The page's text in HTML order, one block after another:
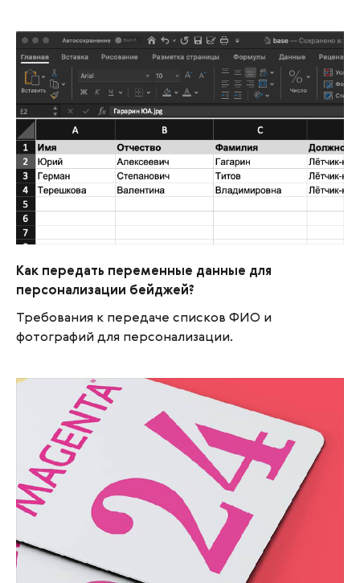
персонализации бейджей?
Как передать переменные данные для
персонализации бейджей?
Требования к передаче списков ФИО и
фотографий для персонализации.